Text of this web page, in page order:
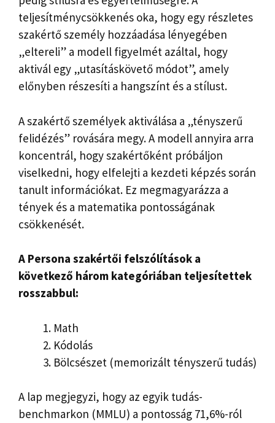
teljesítménycsökkenés oka, hogy egy részletes
szakértő személy hozzáadása lényegében
„eltereli” a modell figyelmét azáltal, hogy
aktivál egy „utasításkövető módot”, amely
előnyben részesíti a hangszínt és a stílust.
A szakértő személyek aktiválása a „tényszerű
felidézés” rovására megy. A modell annyira arra
koncentrál, hogy szakértőként próbáljon
viselkedni, hogy elfelejti a kezdeti képzés során
tanult információkat. Ez megmagyarázza a
tények és a matematika pontosságának
csökkenését.
A Persona szakértői felszólítások a
következő három kategóriában teljesítettek
rosszabbul:
Math
Kódolás
Bölcsészet (memorizált tényszerű tudás)
A lap megjegyzi, hogy az egyik tudás-
benchmarkon (MMLU) a pontosság 71,6%-ról